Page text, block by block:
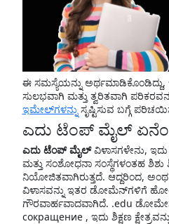
ಈ ಸಮಸ್ಯೆಯನ್ನು ಅರ್ಥಮಾಡಿಕೊಂಡಿದ್ದು,
ಸುಲಭವಾಗಿ ಮತ್ತು ತ್ವರಿತವಾಗಿ
ಇಮೇಲ್‌ಗಳನ್ನು ಸೃಷ್ಟಿಸುವ ಬಗ್ಗೆ
ಎದು ಟೆಂಪ್ ಮೈಲ್
ಎದು ಟೆಂಪ್ ಮೈಲ್ವಿಳಾಸಗಳೇನು, ಇದು
ಮತ್ತು ಸಂಶೋಧನಾ ಸಂಸ್ಥೆಗಳಂತಹ ಶಿಶು
ನಿಯೋಜಿತವಾಗಿರುತ್ತದೆ. ಆದ್ದರಿಂದ,
ವಿಳಾಸವನ್ನು ಇತರ ಡೋಮೆನ್‌ಗಳಿಗೆ
ಗೌರವಾರ್ಹವಾದವಾಗಿದೆ. .edu
сокращение , ಇದು ಶಿಕ್ಷಣ